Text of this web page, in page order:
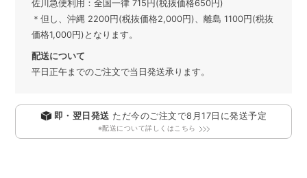
佐川急便利用：全国一律 715円(税抜価格650円)
＊但し、沖縄 2200円(税抜価格2,000円)、離島 1100円(税抜
価格1,000円)となります。
配送について
平日正午までのご注文で当日発送承ります。
即・翌日発送 ただ今のご注文で8月17日 に発送予定
※配送について詳しくはこちら